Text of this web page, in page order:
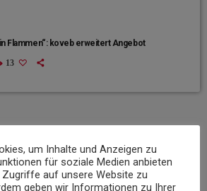
Flammen“: koveb erweitert Angebot
13
insert_link
um Inhalte und Anzeigen zu
für soziale Medien anbieten
Zugriffe auf unsere Website zu
geben wir Informationen zu Ihrer